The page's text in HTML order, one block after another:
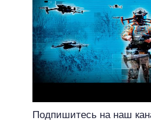
Подпишитесь на наш